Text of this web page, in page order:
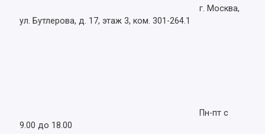
г. Москва,
ул. Бутлерова, д. 17, этаж 3, ком. 301-264.1
Пн-пт с
9.00 до 18.00